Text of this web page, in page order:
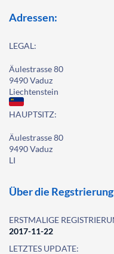
Adressen:
LEGAL:
Äulestrasse 80
9490 Vaduz
Liechtenstein
HAUPTSITZ:
Äulestrasse 80
9490 Vaduz
LI
Über die
ERSTMALIGE
2017-11-22
LETZTES UPDATE: